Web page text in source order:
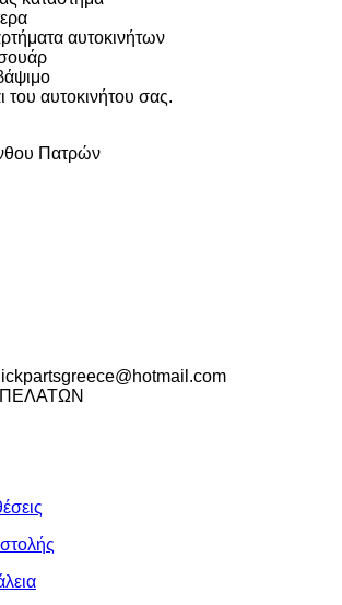
αυτοκινήτων
αυτοκινήτου σας.
Πατρών